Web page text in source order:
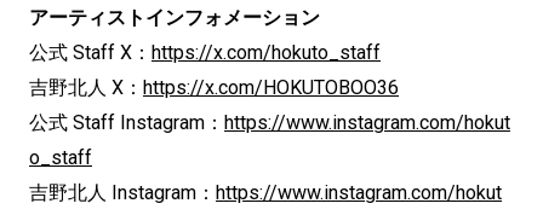
アーティストインフォメーション
公式 Staff X： https://x.com/hokuto_staff
吉野北人 X： https://x.com/HOKUTOBOO36
公式 Staff Instagram： https://www.instagram.com/hokut
o_staff
吉野北人 Instagram： https://www.instagram.com/hokut